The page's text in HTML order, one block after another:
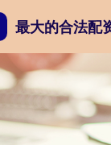
最大的合法配